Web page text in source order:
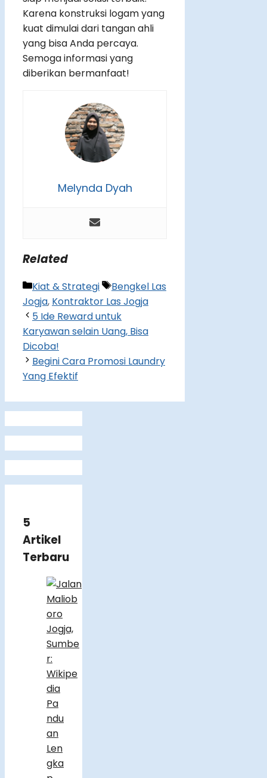
Karena konstruksi logam yang
kuat dimulai dari tangan ahli
yang bisa Anda percaya.
Semoga informasi yang
diberikan bermanfaat!
Melynda Dyah
Related
Categories
Kiat & Strategi Tags
Bengkel Las
Jogja, Kontraktor Las Jogja
5 Ide Reward untuk
Karyawan selain Uang, Bisa
Dicoba!
Begini Cara Promosi Laundry
Yang Efektif
5
Artikel
Terbaru
Pa
ndu
an
Len
gka